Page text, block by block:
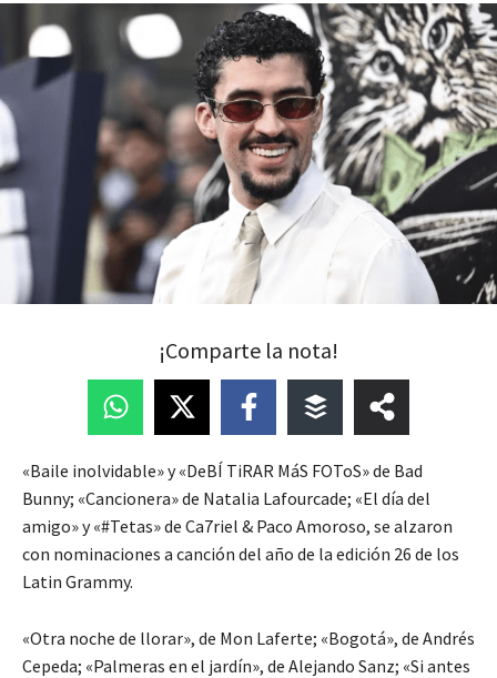
¡Comparte la nota!
«Baile inolvidable» y «DeBÍ TiRAR MáS FOToS» de Bad
Bunny; «Cancionera» de Natalia Lafourcade; «El día del
amigo» y «#Tetas» de Ca7riel & Paco Amoroso, se alzaron
con nominaciones a canción del año de la edición 26 de los
Latin Grammy.
«Otra noche de llorar», de Mon Laferte; «Bogotá», de Andrés
Cepeda; «Palmeras en el jardín», de Alejando Sanz; «Si antes